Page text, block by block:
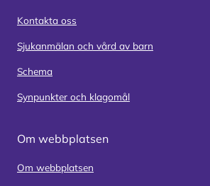
Kontakta oss
Sjukanmälan och vård av barn
Schema
Synpunkter och klagomål
Om webbplatsen
Om webbplatsen